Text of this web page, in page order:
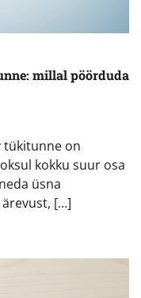
millal pöörduda
tükitunne on
kokku suur osa
üsna
[…]